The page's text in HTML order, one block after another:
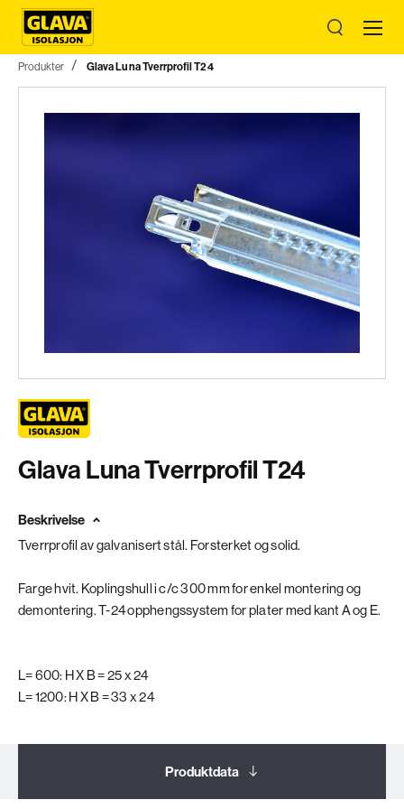
Produkter Glava Luna Tverrprofil T24
Glava Luna Tverrprofil T24
Beskrivelse
Tverrprofil av galvanisert stål. Forsterket og solid.
Farge hvit. Koplingshull i c/c 300 mm for enkel montering og
demontering. T-24 opphengssystem for plater med kant A og E.
L= 600: H X B = 25 x 24
L= 1200: H X B = 33 x 24
Produktdata